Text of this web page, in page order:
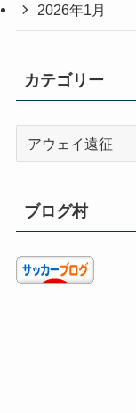
2026年1月
カテゴリー
ー
ブログ村